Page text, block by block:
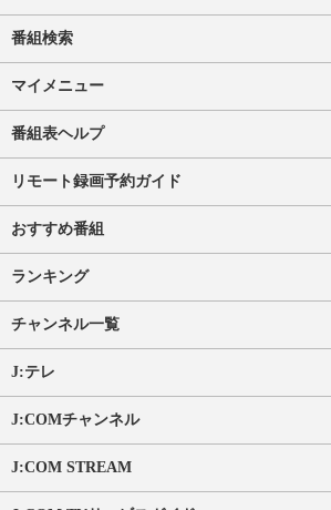
番組検索
マイメニュー
番組表ヘルプ
リモート録画予約ガイド
おすすめ番組
ランキング
チャンネル一覧
J:テレ
J:COMチャンネル
J:COM STREAM